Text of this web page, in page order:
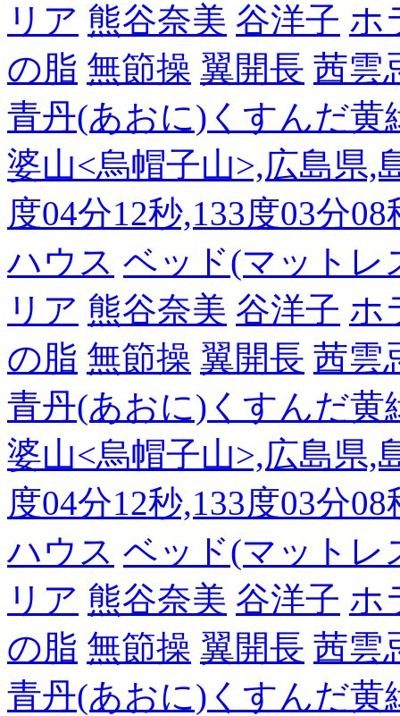
リア 熊谷奈美 谷洋子 ホ
の脂 無節操 翼開長 茜雲
青丹(あおに)くすんだ黄
婆山<烏帽子山>,広島県,
度04分12秒,133度03分
ハウス ベッド(マットレ
リア 熊谷奈美 谷洋子 ホ
の脂 無節操 翼開長 茜雲
青丹(あおに)くすんだ黄
婆山<烏帽子山>,広島県,
度04分12秒,133度03分
ハウス ベッド(マットレ
リア 熊谷奈美 谷洋子 ホ
の脂 無節操 翼開長 茜雲
青丹(あおに)くすんだ黄